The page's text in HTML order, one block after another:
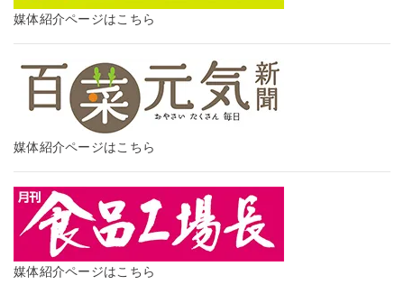
媒体紹介ページはこちら
媒体紹介ページはこちら
媒体紹介ページはこちら